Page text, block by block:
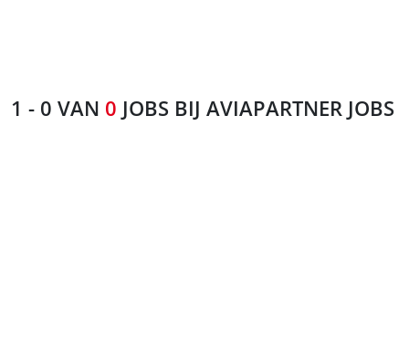
1 - 0 VAN 0 JOBS BIJ AVIAPARTNER JOBS